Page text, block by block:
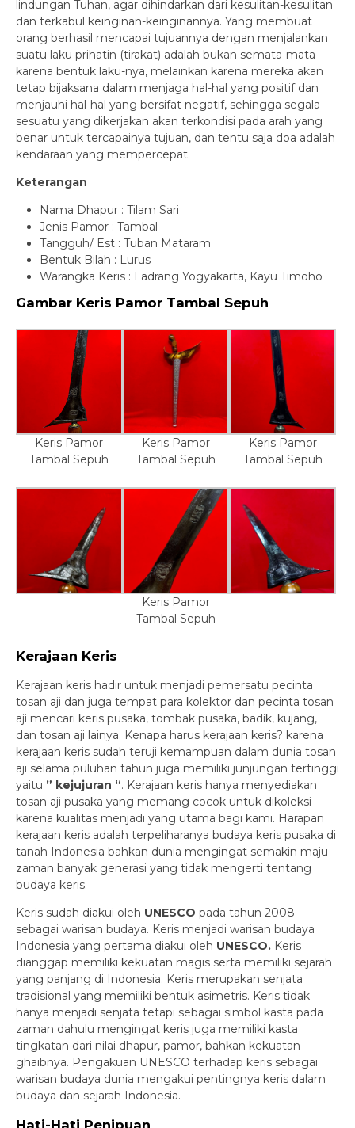
lindungan Tuhan, agar dihindarkan dari kesulitan-kesulitan
dan terkabul keinginan-keinginannya. Yang membuat
orang berhasil mencapai tujuannya dengan menjalankan
suatu laku prihatin (tirakat) adalah bukan semata-mata
karena bentuk laku-nya, melainkan karena mereka akan
tetap bijaksana dalam menjaga hal-hal yang positif dan
menjauhi hal-hal yang bersifat negatif, sehingga segala
sesuatu yang dikerjakan akan terkondisi pada arah yang
benar untuk tercapainya tujuan, dan tentu saja doa adalah
kendaraan yang mempercepat.
Keterangan
Nama Dhapur : Tilam Sari
Jenis Pamor : Tambal
Tangguh/ Est : Tuban Mataram
Bentuk Bilah : Lurus
Warangka Keris : Ladrang Yogyakarta, Kayu Timoho
Gambar Keris Pamor Tambal Sepuh
Keris Pamor
Tambal Sepuh
Keris Pamor
Tambal Sepuh
Keris Pamor
Tambal Sepuh
Keris Pamor
Tambal Sepuh
Kerajaan Keris
Kerajaan keris hadir untuk menjadi pemersatu pecinta
tosan aji dan juga tempat para kolektor dan pecinta tosan
aji mencari keris pusaka, tombak pusaka, badik, kujang,
dan tosan aji lainya. Kenapa harus kerajaan keris? karena
kerajaan keris sudah teruji kemampuan dalam dunia tosan
aji selama puluhan tahun juga memiliki junjungan tertinggi
yaitu ” kejujuran “. Kerajaan keris hanya menyediakan
tosan aji pusaka yang memang cocok untuk dikoleksi
karena kualitas menjadi yang utama bagi kami. Harapan
kerajaan keris adalah terpeliharanya budaya keris pusaka di
tanah Indonesia bahkan dunia mengingat semakin maju
zaman banyak generasi yang tidak mengerti tentang
budaya keris.
Keris sudah diakui oleh UNESCO pada tahun 2008
sebagai warisan budaya. Keris menjadi warisan budaya
Indonesia yang pertama diakui oleh UNESCO. Keris
dianggap memiliki kekuatan magis serta memiliki sejarah
yang panjang di Indonesia. Keris merupakan senjata
tradisional yang memiliki bentuk asimetris. Keris tidak
hanya menjadi senjata tetapi sebagai simbol kasta pada
zaman dahulu mengingat keris juga memiliki kasta
tingkatan dari nilai dhapur, pamor, bahkan kekuatan
ghaibnya. Pengakuan UNESCO terhadap keris sebagai
warisan budaya dunia mengakui pentingnya keris dalam
budaya dan sejarah Indonesia.
Hati-Hati Penipuan